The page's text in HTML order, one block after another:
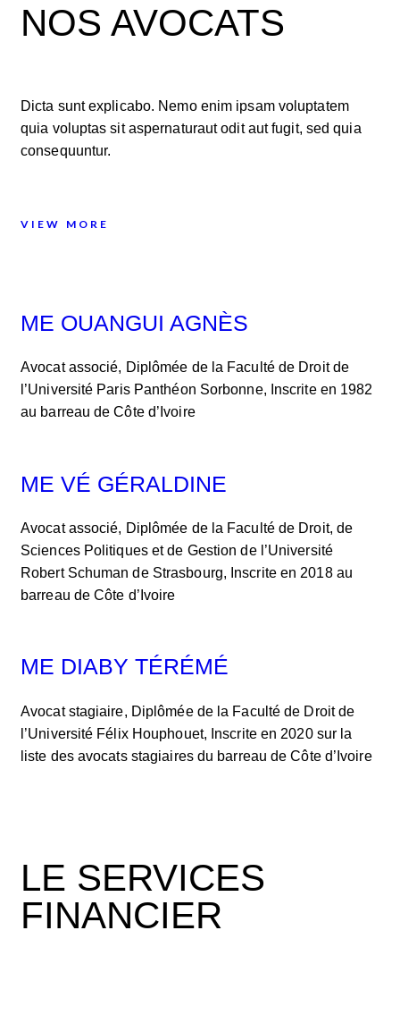
NOS AVOCATS
Dicta sunt explicabo. Nemo enim ipsam voluptatem
quia voluptas sit aspernaturaut odit aut fugit, sed quia
consequuntur.
VIEW MORE
ME OUANGUI AGNÈS
Avocat associé, Diplômée de la Faculté de Droit de
l’Université Paris Panthéon Sorbonne, Inscrite en 1982
au barreau de Côte d’Ivoire
ME VÉ GÉRALDINE
Avocat associé, Diplômée de la Faculté de Droit, de
Sciences Politiques et de Gestion de l’Université
Robert Schuman de Strasbourg, Inscrite en 2018 au
barreau de Côte d’Ivoire
ME DIABY TÉRÉMÉ
Avocat stagiaire, Diplômée de la Faculté de Droit de
l’Université Félix Houphouet, Inscrite en 2020 sur la
liste des avocats stagiaires du barreau de Côte d’Ivoire
LE SERVICES
FINANCIER